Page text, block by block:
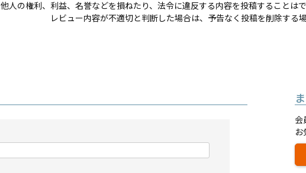
他人の権利、利益、名誉などを損ねたり、法令に違反する内容を投稿することは
レビュー内容が不適切と判断した場合は、予告なく投稿を削除する場
会
お